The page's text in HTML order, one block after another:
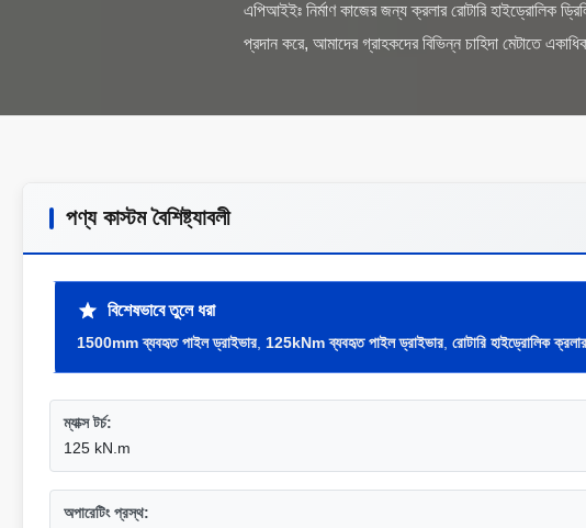
এপিআইইঃ নির্মাণ কাজের জন্য ক্রলার রোটারি হাইড্রোলিক
পণ্য কাস্টম বৈশিষ্ট্যাবলী
বিশেষভাবে তুলে ধরা
1500mm ব্যবহৃত পাইল ড্রাইভার, 125kNm ব্যবহৃত পাইল ড্রাইভার, রোটারি হাইড্রোলিক
ম্যাক্স টর্চ:
125 kN.m
অপারেটিং প্রস্থ: